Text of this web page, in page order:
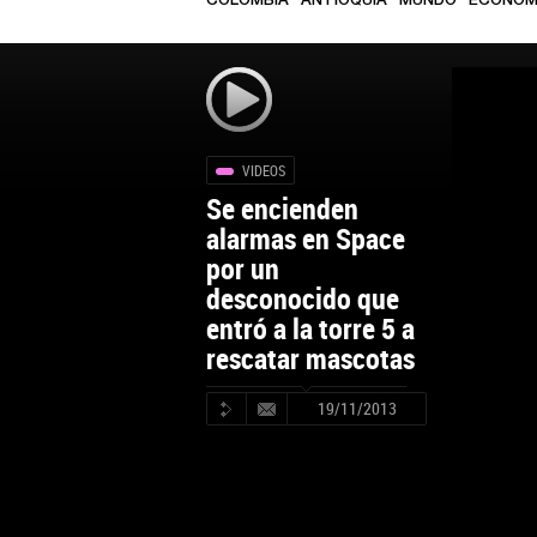
VIDEOS
Se encienden
alarmas en Space
por un
desconocido que
entró a la torre 5 a
rescatar mascotas
19/11/2013